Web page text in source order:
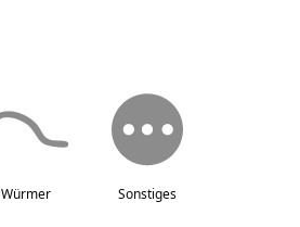
Würmer Sonstiges